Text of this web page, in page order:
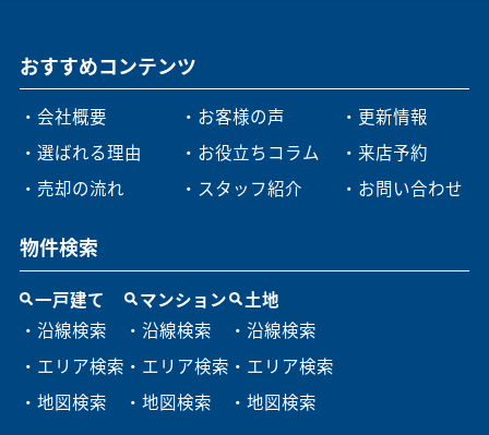
おすすめコンテンツ
・会社概要
・選ばれる理由
・売却の流れ
・お客様の声
・お役立ちコラム
・スタッフ紹介
・更新情報
・来店予約
・お問い合わせ
物件検索
一戸建て
・沿線検索
・エリア検索
・地図検索
マンション
・沿線検索
・エリア検索
・地図検索
土地
・沿線検索
・エリア検索
・地図検索